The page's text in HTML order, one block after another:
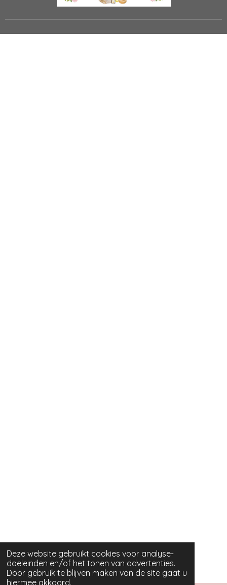
Deze website gebruikt cookies voor analyse-
doeleinden en/of het tonen van advertenties.
Door gebruik te blijven maken van de site gaat u
hiermee akkoord.